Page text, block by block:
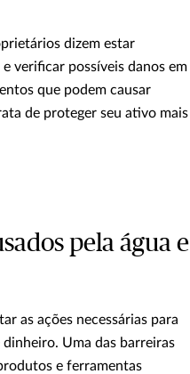
dizem estar
verificar possíveis danos em
que podem causar
de proteger seu ativo mais
pela água e
as ações necessárias para
Uma das barreiras
e ferramentas